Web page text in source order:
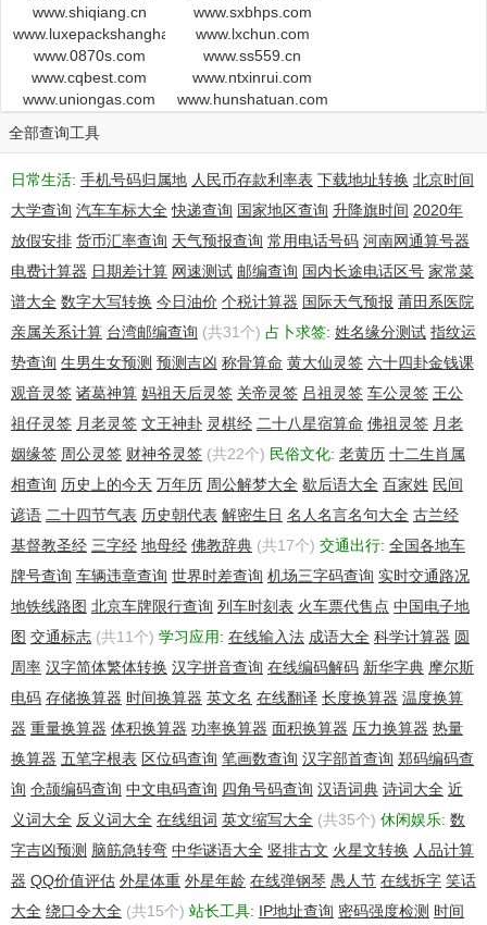
Registrant Fax:+86.037113213235923
Registrant Fax Ext:
Registrant Email:
Registry Admin ID:
Admin Name:li lianhe
Admin Organization:shaolinsisujiadizi zhaoshengbangongshi
Admin City:dengfengshi
Admin State/Province:Henan
Admin PostalCode:450000
Admin Country:CN
Admin Phone:+86.37113103862888
Admin Phone Ext:
Admin Fax:+86.37113103862888
Admin Fax Ext:
Admin Email:shaolindizi@21cn.com
Registry Tech ID:
Tech Name:XUE JINDONG
Tech Organization:xuejindong
Tech Street:NONGYELU
Tech City:ZZ
Tech State/Province:Henan
Tech PostalCode:450000
Tech Country:CN
Tech Phone:+86.037113213235923
Tech Phone Ext:
Tech Fax:+86.037113213235923
Tech Fax Ext:
Tech Email:kingeb@126.com
Name Server:ns17.xincache.com
Name Server:ns18.xincache.com
DNSSEC:unsigned
URL of the ICANN WHOIS Data Problem Reporting System:
http://wdprs.internic.net/
>>> Last update of WHOIS database: 2016-09-
07T06:14:52.00Z <<<:
The Data in Paycenter's WHOIS database is provided by
Paycenter
for information purposes, and to assist persons in obtaining
www.shiqiang.cn
www.sxbhps.com
www.luxepackshanghai.comwww.lxchun.com
www.0870s.com
www.ss559.cn
www.cqbest.com
www.ntxinrui.com
www.uniongas.com
www.hunshatuan.com
全部查询工具
日常生活: 手机号码归属地 人民币存款利率表 下载地址转换 北京时间
大学查询 汽车车标大全 快递查询 国家地区查询 升降旗时间 2020年
放假安排 货币汇率查询 天气预报查询 常用电话号码 河南网通算号器
电费计算器 日期差计算 网速测试 邮编查询 国内长途电话区号 家常菜
谱大全 数字大写转换 今日油价 个税计算器 国际天气预报 莆田系医院
亲属关系计算 台湾邮编查询 (共31个) 占卜求签: 姓名缘分测试 指纹运
势查询 生男生女预测 预测吉凶 称骨算命 黄大仙灵签 六十四卦金钱课
观音灵签 诸葛神算 妈祖天后灵签 关帝灵签 吕祖灵签 车公灵签 王公
祖仔灵签 月老灵签 文王神卦 灵棋经 二十八星宿算命 佛祖灵签 月老
姻缘签 周公灵签 财神爷灵签 (共22个) 民俗文化: 老黄历 十二生肖属
相查询 历史上的今天 万年历 周公解梦大全 歇后语大全 百家姓 民间
谚语 二十四节气表 历史朝代表 解密生日 名人名言名句大全 古兰经
基督教圣经 三字经 地母经 佛教辞典 (共17个) 交通出行: 全国各地车
牌号查询 车辆违章查询 世界时差查询 机场三字码查询 实时交通路况
地铁线路图 北京车牌限行查询 列车时刻表 火车票代售点 中国电子地
图 交通标志 (共11个) 学习应用: 在线输入法 成语大全 科学计算器 圆
周率 汉字简体繁体转换 汉字拼音查询 在线编码解码 新华字典 摩尔斯
电码 存储换算器 时间换算器 英文名 在线翻译 长度换算器 温度换算
器 重量换算器 体积换算器 功率换算器 面积换算器 压力换算器 热量
换算器 五笔字根表 区位码查询 笔画数查询 汉字部首查询 郑码编码查
询 仓颉编码查询 中文电码查询 四角号码查询 汉语词典 诗词大全 近
义词大全 反义词大全 在线组词 英文缩写大全 (共35个) 休闲娱乐: 数
字吉凶预测 脑筋急转弯 中华谜语大全 竖排古文 火星文转换 人品计算
器 QQ价值评估 外星体重 外星年龄 在线弹钢琴 愚人节 在线拆字 笑话
大全 绕口令大全 (共15个) 站长工具: IP地址查询 密码强度检测 时间